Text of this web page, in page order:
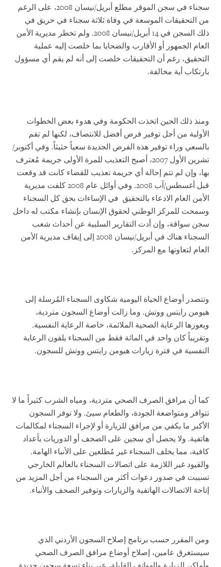
سجناء في سجن الموقر مطلع أبريل/نيسان 2008، على الرغم
من التحقيقات الموسعة في وفاة ثلاثة سجناء في حريق في
ذلك السجن في 14 أبريل/نيسان 2008. ولم تخطر مديرية الأمن
العام الجمهور أو الأقارب والضحايا بما خلصت إليه عملية
التحقيق، رغم أن التحقيقات خلصت إلى أنه لم يقم أي مسؤول
بارتكاب أية مخالفة.
ومنذ ذلك الحين اتخذت الحكومة وفي هدوء بعض الخطوات
الأولية من أجل توفير فرص أفضل للانتصاف، لكنها لم تقم
بالسعي وراء توفير هذه الفرص الجديدة سعياً حثيثاً. وفي أكتوبر/
تشرين الأول 2007، أصبح التعذيب للمرة الأولى جريمة مُعترف
بها، وإن لم تتم إحالة أي جريمة تعذيب للقضاء كانت قد وقعت
قبل أغسطس/آب 2008. وفي أوائل عام 2008 كلفت مديرية
الأمن العام الادعاء بالتحقيق في الإساءات بحق كل السجناء
وسمحت للمركز الوطني لحقوق الإنسان بإنشاء مكتب له داخل
سجن سواقة، وإن أدت التقارير السلبية عن أحداث شغب
السجناء هناك في أبريل/نيسان 2008 إلى إيقاف مديرية الأمن
العام لتعاونها مع المركز.
وتتصدر أوضاع الحياة اليومية شكاوى السجناء المُرسلة إلى
هيومن رايتس ووتش. وما زالت أوضاع السجون متردية،
ويعوزها الرعاية الصحية الملائمة، خاصة الرعاية النفسية.
وتقريباً كان واحد في المائة فقط من السجناء يلقون الرعاية
النفسية في فترة زيارات هيومن رايتس ووتش للسجون.
كما أن مرافق الصرف الصحي متردية، ومياه الشرب كثيراً ما لا
تتوافر ومتواضعة الجودة، والطعام سيئ. ولا توفر السجون
الأكبر ما يكفي من مرافق للزيارة أو لإجراء السجناء لمكالمات
هاتفية. ولا يحصل أي سجين على الصحف أو الدوريات بأعداد
كافية، مما يخلف السجناء غير مُطلعين على الأنباء الهامة.
والقيود غير اللازمة على اتصالات السجناء بالعالم الخارجي
تسببت في صدور دعوات أكثر من السجناء من أجل المزيد من
إتاحة الاتصالات الهاتفية والزيارات وتوفير الصحف والأنباء.
ومن المقرر حسب برنامج إصلاح السجون الأردني الذي
سيستغرق عامين، إصلاح أوضاع مرافق الصرف الصحي